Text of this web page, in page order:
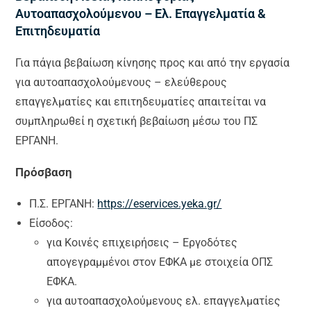
Αυτοαπασχολούμενου – Ελ. Επαγγελματία &
Επιτηδευματία
Για πάγια βεβαίωση κίνησης προς και από την εργασία
για αυτοαπασχολούμενους – ελεύθερους
επαγγελματίες και επιτηδευματίες απαιτείται να
συμπληρωθεί η σχετική βεβαίωση μέσω του ΠΣ
ΕΡΓΑΝΗ.
Πρόσβαση
Π.Σ. ΕΡΓΑΝΗ: https://eservices.yeka.gr/
Είσοδος:
για Κοινές επιχειρήσεις – Εργοδότες
απογεγραμμένοι στον ΕΦΚΑ με στοιχεία ΟΠΣ
ΕΦΚΑ.
για αυτοαπασχολούμενους ελ. επαγγελματίες